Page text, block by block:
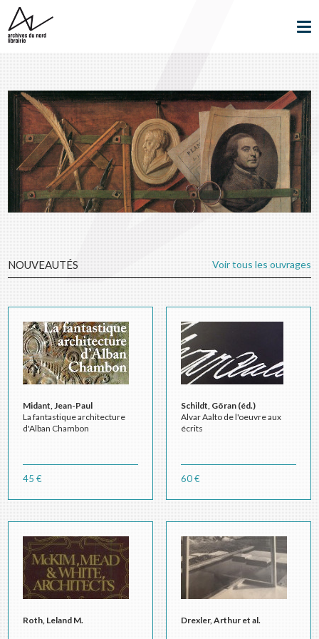
NOUVEAUTÉS Voir tous les ouvrages
Midant, Jean-Paul
La fantastique architecture
d'Alban Chambon
45 €
Schildt, Göran (éd.)
Alvar Aalto de l'oeuvre aux
écrits
60 €
Roth, Leland M. Drexler, Arthur et al.